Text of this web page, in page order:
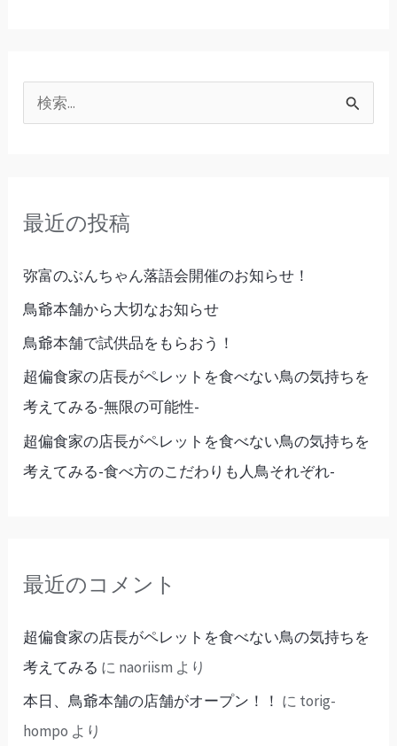
る
繁
検
:最近の投稿
弥富のぶんちゃん落語会開催のお知らせ！
鳥爺本舗から大切なお知らせ
鳥爺本舗で試供品をもらおう！
超偏食家の店長がペレットを食べない鳥の気持ちを
考えてみる-無限の可能性-
超偏食家の店長がペレットを食べない鳥の気持ちを
考えてみる-食べ方のこだわりも人鳥それぞれ-
最近のコメント
超偏食家の店長がペレットを食べない鳥の気持ちを
考えてみる に naoriism より
本日、鳥爺本舗の店舗がオープン！！ に torig-
hompo より